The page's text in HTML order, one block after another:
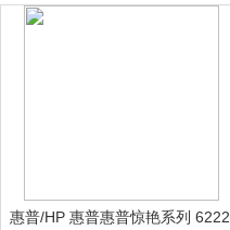
惠普/HP 惠普惠普惊艳系列 6222